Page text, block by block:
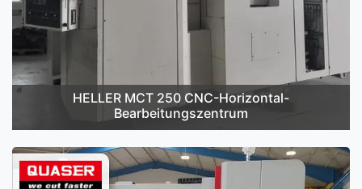
HELLER MCT 250 CNC-Horizontal-
Bearbeitungszentrum